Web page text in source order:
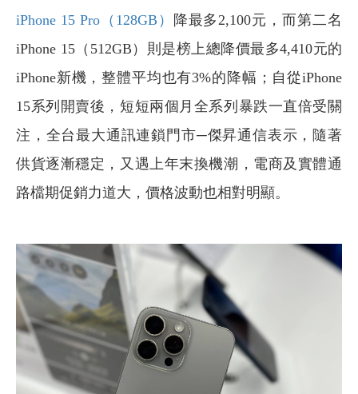
iPhone 15 Pro（128GB）
降最多2,100元，而第二名
iPhone 15（512GB）則是榜上總降價最多4,410元的
iPhone新機，整體平均也有3%的降幅；自從iPhone
15系列開賣後，短短兩個月全系列暴跌一直倍受關
注，全台最大通訊連鎖門市─傑昇通信表示，隨著
供貨逐漸穩定，又遇上年末換機潮，電商及實體通
路檔期促銷力道大，價格波動也相對明顯。